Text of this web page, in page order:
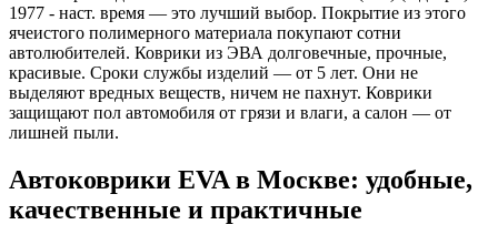
1977 - наст. время — это лучший выбор. Покрытие из этого
ячеистого полимерного материала покупают сотни
автолюбителей. Коврики из ЭВА долговечные, прочные,
красивые. Сроки службы изделий — от 5 лет. Они не
выделяют вредных веществ, ничем не пахнут. Коврики
защищают пол автомобиля от грязи и влаги, а салон — от
лишней пыли.
Автоковрики EVA в Москве: удобные,
качественные и практичные